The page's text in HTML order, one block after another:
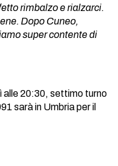
rimbalzo e rialzarci.
Dopo Cuneo,
super contente di
alle 20:30, settimo turno
sarà in Umbria per il